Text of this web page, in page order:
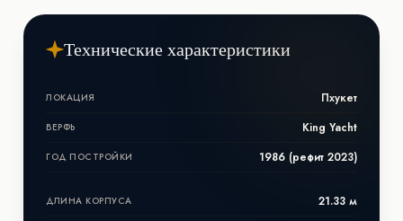
Технические характеристики
ЛОКАЦИЯ Пхукет
ВЕРФЬ King Yacht
ГОД ПОСТРОЙКИ 1986 (рефит 2023)
ДЛИНА КОРПУСА 21.33 м